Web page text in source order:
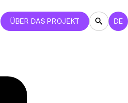
ÜBER DAS PROJEKT DE